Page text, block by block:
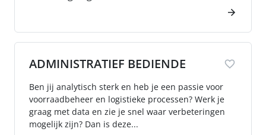
ADMINISTRATIEF BEDIENDE
Ben jij analytisch sterk en heb je een passie voor
voorraadbeheer en logistieke processen? Werk je
graag met data en zie je snel waar verbeteringen
mogelijk zijn? Dan is deze...